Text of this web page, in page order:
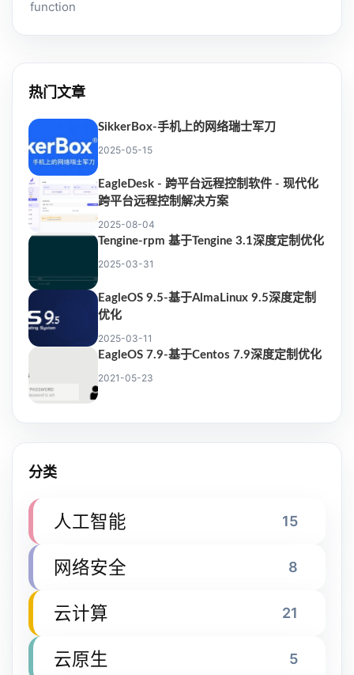
function
热门文章
SikkerBox-手机上的网络瑞士军刀
2025-05-15
EagleDesk - 跨平台远程控制软件 - 现代化
跨平台远程控制解决方案
2025-08-04
Tengine-rpm 基于Tengine 3.1深度定制优化
2025-03-31
EagleOS 9.5-基于AlmaLinux 9.5深度定制
优化
2025-03-11
EagleOS 7.9-基于Centos 7.9深度定制优化
2021-05-23
分类
人工智能 15
网络安全 8
云计算 21
云原生 5